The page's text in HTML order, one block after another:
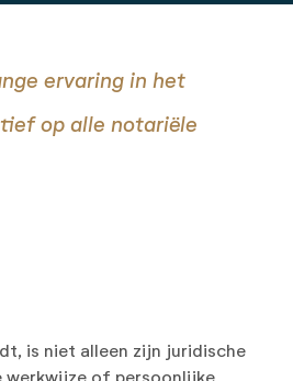
ervaring in het
op alle notariële
is niet alleen zijn juridische